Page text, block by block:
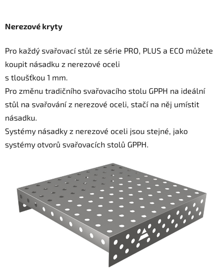
Nerezové kryty
Pro každý svařovací stůl ze série PRO, PLUS a ECO můžete
koupit násadku z nerezové oceli
s tloušťkou 1 mm.
Pro změnu tradičního svařovacího stolu GPPH na ideální
stůl na svařování z nerezové oceli, stačí na něj umístit
násadku.
Systémy násadky z nerezové oceli jsou stejné, jako
systémy otvorů svařovacích stolů GPPH.